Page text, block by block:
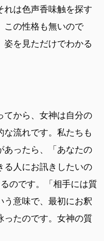
れは色声香味触を探す
この性格も無いので
姿を見ただけでわかる
てから、女神は自分の
な流れです。私たちも
あったら、「あなたの
る人にお訊きしたいの
のです。「相手には質
う意味で、最初にお釈
ったのです。女神の質